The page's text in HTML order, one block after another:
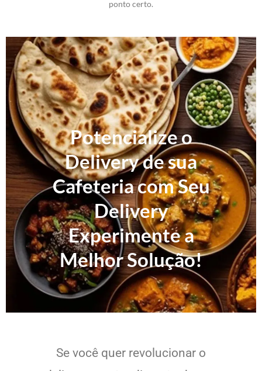
ponto certo.
Potencialize o
Delivery de sua
Cafeteria com Seu
Delivery
Experimente a
Melhor Solução!
Se você quer revolucionar o